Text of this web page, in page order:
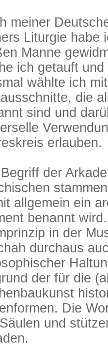
meiner
Liturgie habe
Manne
ich getauft
wählte ich
die
sind und
erlauben.
der
allgemein ein
benannt
in der
durchaus
der für die
Die
und